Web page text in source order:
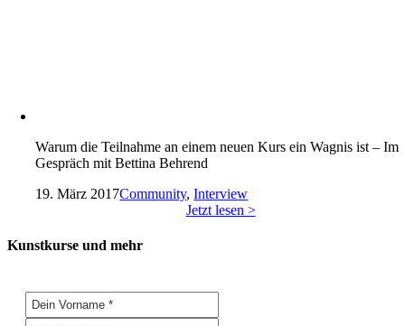
Warum die Teilnahme an einem neuen Kurs ein Wagnis ist – Im
Gespräch mit Bettina Behrend
19. März 2017Community,Interview
Jetzt lesen >
Kunstkurse und mehr